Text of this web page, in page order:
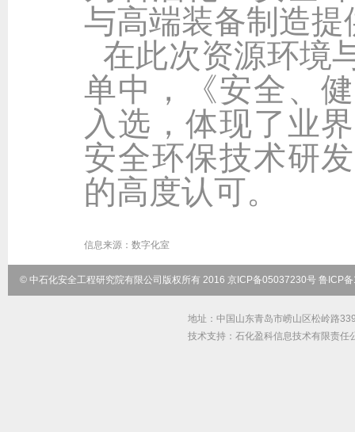
与高端装备制造
在此次资源环境
单中，《安全、
入选，体现了业
安全环保技术研
的高度认可。
信息来源： 数字化室
© 中石化安全工程研究院有限公司版权所有 2016 京ICP备05037230号 鲁ICP
地址：中国山东青岛市崂山区松岭路
技术支持：石化盈科信息技术有限责任